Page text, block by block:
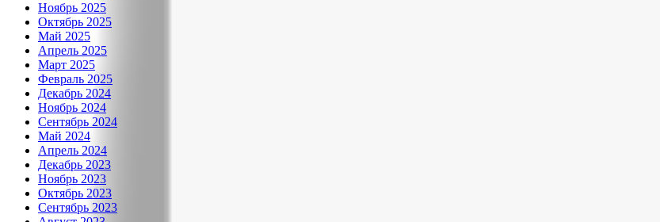
Ноябрь 2025
Октябрь 2025
Май 2025
Апрель 2025
Март 2025
Февраль 2025
Декабрь 2024
Ноябрь 2024
Сентябрь 2024
Май 2024
Апрель 2024
Декабрь 2023
Ноябрь 2023
Октябрь 2023
Сентябрь 2023